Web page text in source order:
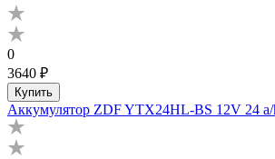
0
3640 ₽
Купить
Аккумулятор ZDF YTX24HL-BS 12V 24